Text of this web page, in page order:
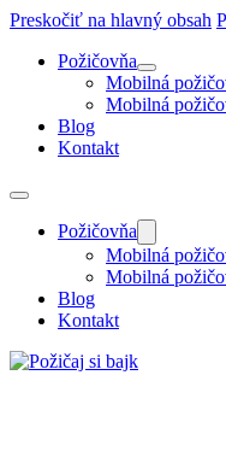
Preskočiť na hlavný obsah
Požičovňa
Mobilná
Mobilná
Blog
Kontakt
Požičovňa
Mobilná
Mobilná
Blog
Kontakt